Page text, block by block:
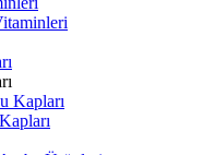
Kapları